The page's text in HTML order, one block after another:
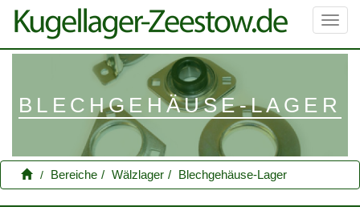
BLECHGEHÄUSE-LAGER
Bereiche Wälzlager Blechgehäuse-Lager